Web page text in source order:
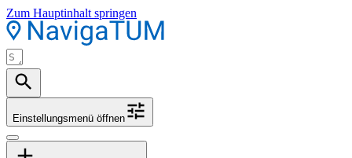
Zum Hauptinhalt springen
Einstellungsmenü öffnen